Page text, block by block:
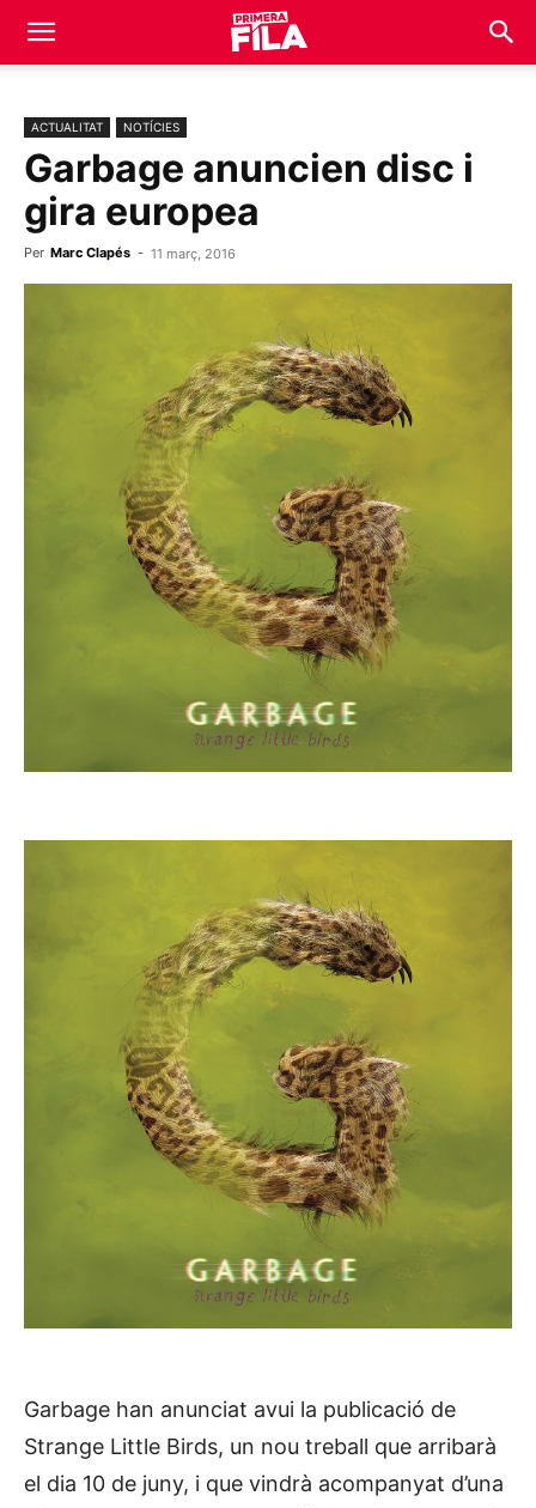
ACTUALITAT NOTÍCIES
Garbage anuncien disc i
gira europea
Per Marc Clapés - 11 març, 2016
Garbage han anunciat avui la publicació de
Strange Little Birds, un nou treball que arribarà
el dia 10 de juny, i que vindrà acompanyat d’una